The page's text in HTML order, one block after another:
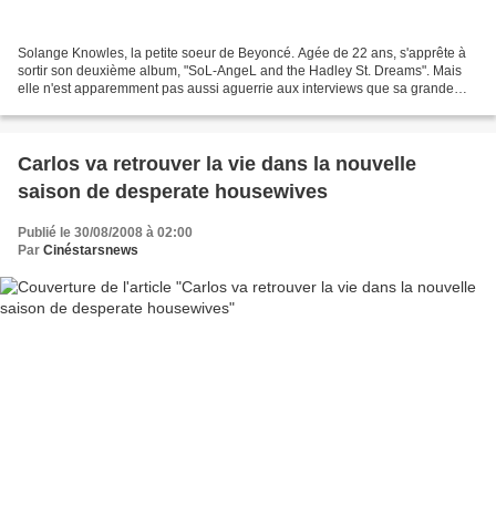
Solange Knowles, la petite soeur de Beyoncé. Agée de 22 ans, s'apprête à
sortir son deuxième album, "SoL-AngeL and the Hadley St. Dreams". Mais
elle n'est apparemment pas aussi aguerrie aux interviews que sa grande
Carlos va retrouver la vie dans la nouvelle
saison de desperate housewives
Publié le 30/08/2008 à 02:00
Par Cinéstarsnews